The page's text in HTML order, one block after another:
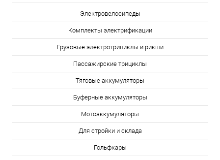
Электровелосипеды
Комплекты электрификации
Грузовые электротрициклы и рикши
Пассажирские трициклы
Тяговые аккумуляторы
Буферные аккумуляторы
Мотоаккумуляторы
Для стройки и склада
Гольфкары